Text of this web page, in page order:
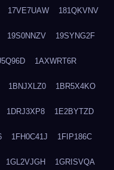
17VE7UAW 181QKVNV
19S0NNZV 19SYNG2F
1AXWRT6R
1BNJXLZ0 1BR5X4KO
1DRJ3XP8 1E2BYTZD
1FH0C41J 1FIP186C
1GL2VJGH 1GRISVQA